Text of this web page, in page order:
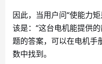
因此，当用户问“使能力
该是：“这台电机能提供
题的答案，可以在电机手
数中找到。